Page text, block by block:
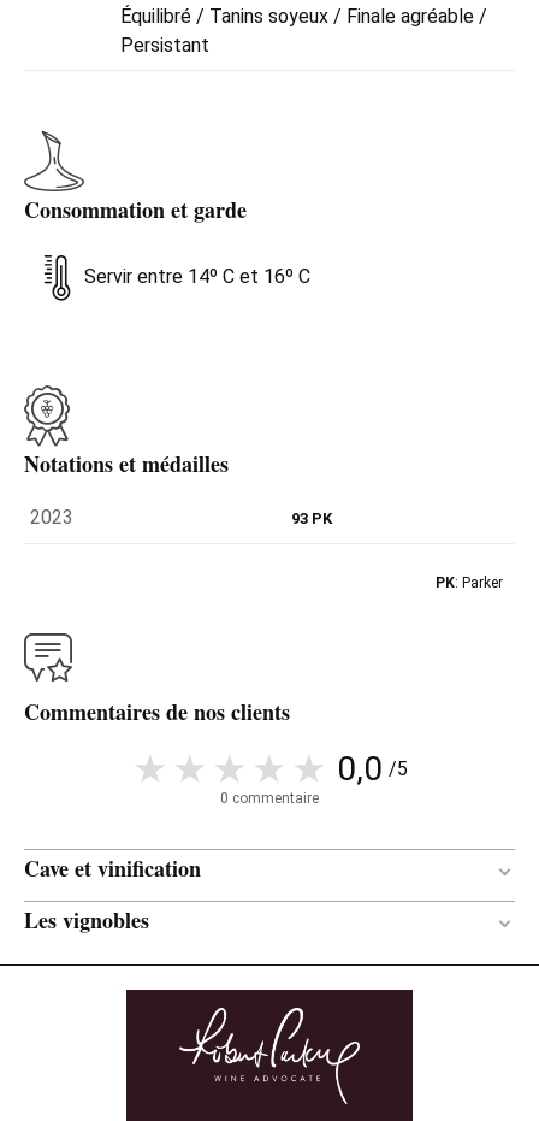
Équilibré / Tanins soyeux / Finale agréable /
Persistant
Consommation et garde
Servir entre 14º C et 16º C
Notations et médailles
2023 93 PK
PK: Parker
Commentaires de nos clients
0,0 /5
0 commentaire
Cave et vinification
MATÉRIAU DE
ÂGE DES BARRIQUES Usagées
Chêne français
Les vignobles
1,20 hectares